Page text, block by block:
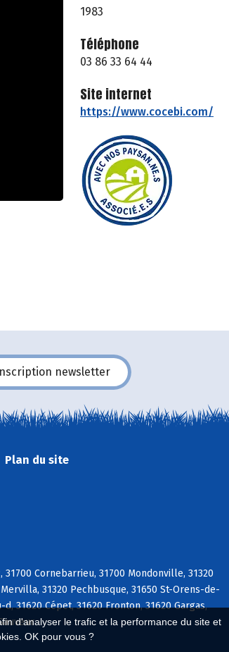
d'analyser le trafic et la performance du site et
OK pour vous ?
1983
Téléphone
03 86 33 64 44
Site internet
https://www.cocebi.com/
newsletter
Plan du site
Cornebarrieu, 31700 Mondonville, 31320
31320 Pechbusque, 31650 St-Orens-de-
31620 Cépet, 31620 Fronton, 31620 Gargas,